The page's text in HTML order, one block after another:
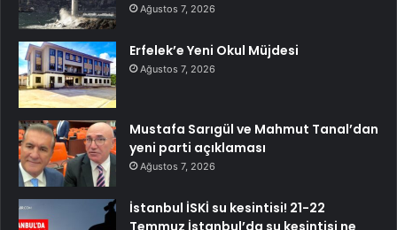
Ağustos 7, 2026
Erfelek’e Yeni Okul Müjdesi
Ağustos 7, 2026
Mustafa Sarıgül ve Mahmut Tanal’dan
yeni parti açıklaması
Ağustos 7, 2026
İstanbul İSKİ su kesintisi! 21-22
Temmuz İstanbul’da su kesintisi ne